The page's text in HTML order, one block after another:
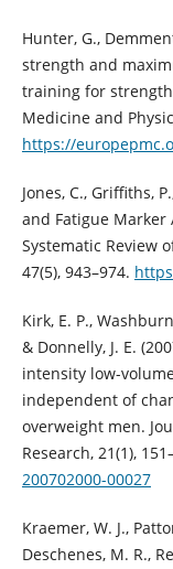
Hunter, G.,
strength and
training for
Medicine and
https://
Jones, C., Griffiths,
and Fatigue
Systematic Review
47(5), 943–974.
Kirk, E. P.,
& Donnelly, J. E.
intensity low-
independent of
overweight men.
Research, 21(1),
200702000-00027
Kraemer, W. J.,
Deschenes, M. R.,